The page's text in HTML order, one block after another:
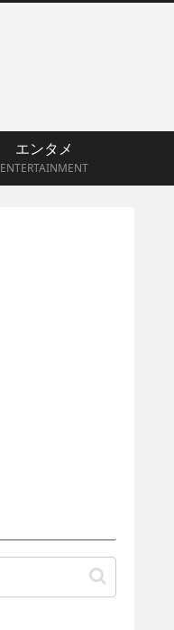
エンタメ
ENTERTAINMENT